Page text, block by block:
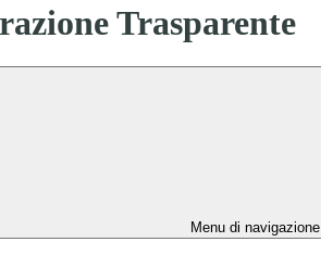
Trasparente
Menu di navigazione